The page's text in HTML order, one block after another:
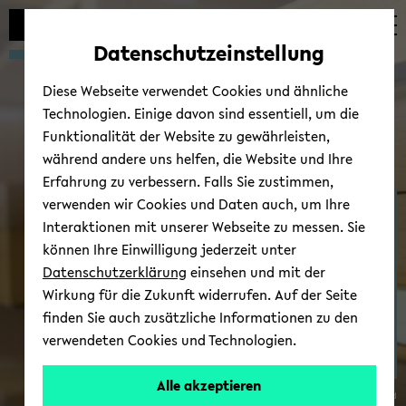
Automatische
vermeiden
zum
wechseln
zum
wechseln
zum
wechseln
Kol­lo­qui­um
© Uni­ver­si­tät Bie­le­feld
Datenschutzeinstellung
Diese Webseite verwendet Cookies und ähnliche
Technologien. Einige davon sind essentiell, um die
Funktionalität der Website zu gewährleisten,
während andere uns helfen, die Website und Ihre
Erfahrung zu verbessern. Falls Sie zustimmen,
verwenden wir Cookies und Daten auch, um Ihre
Interaktionen mit unserer Webseite zu messen. Sie
können Ihre Einwilligung jederzeit unter
Datenschutzerklärung einsehen und mit der
Wirkung für die Zukunft widerrufen. Auf der Seite
finden Sie auch zusätzliche Informationen zu den
verwendeten Cookies und Technologien.
Alle akzeptieren